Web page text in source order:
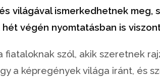
világával ismerkedhetnek meg,
végén nyomtatásban is
fiataloknak szól, akik szeretnek
a képregények világa iránt, és